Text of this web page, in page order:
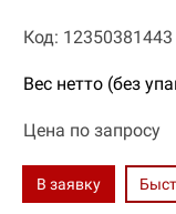
Код: 12350381443
Вес нетто (без
Цена по запросу
В заявку